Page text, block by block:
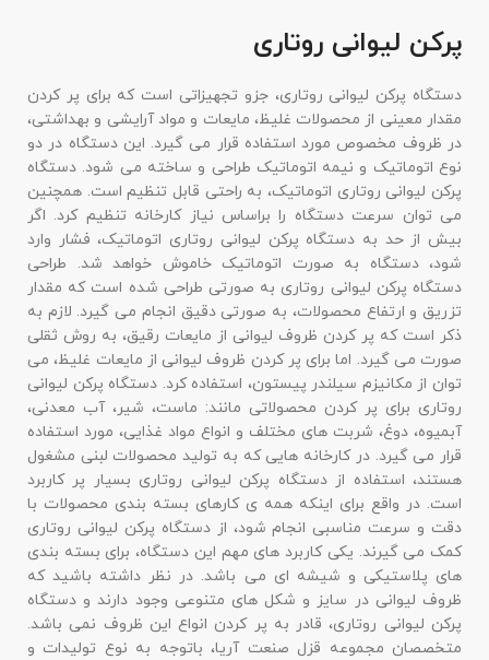
پرکن لیوانی روتاری
دستگاه پرکن لیوانی روتاری، جزو تجهیزاتی است که برای پر کردن
مقدار معینی از محصولات غلیظ، مایعات و مواد آرایشی و بهداشتی،
در ظروف مخصوص مورد استفاده قرار می گیرد. این دستگاه در دو
نوع اتوماتیک و نیمه اتوماتیک طراحی و ساخته می شود. دستگاه
پرکن لیوانی روتاری اتوماتیک، به راحتی قابل تنظیم است. همچنین
می توان سرعت دستگاه را براساس نیاز کارخانه تنظیم کرد. اگر
بیش از حد به دستگاه پرکن لیوانی روتاری اتوماتیک، فشار وارد
شود، دستگاه به صورت اتوماتیک خاموش خواهد شد. طراحی
دستگاه پرکن لیوانی روتاری به صورتی طراحی شده است که مقدار
تزریق و ارتفاع محصولات، به صورتی دقیق انجام می گیرد. لازم به
ذکر است که پر کردن ظروف لیوانی از مایعات رقیق، به روش ثقلی
صورت می گیرد. اما برای پر کردن ظروف لیوانی از مایعات غلیظ، می
توان از مکانیزم سیلندر پیستون، استفاده کرد. دستگاه پرکن لیوانی
روتاری برای پر کردن محصولاتی مانند: ماست، شیر، آب معدنی،
آبمیوه، دوغ، شربت های مختلف و انواع مواد غذایی، مورد استفاده
قرار می گیرد. در کارخانه هایی که به تولید محصولات لبنی مشغول
هستند، استفاده از دستگاه پرکن لیوانی روتاری بسیار پر کاربرد
است. در واقع برای اینکه همه ی کارهای بسته بندی محصولات با
دقت و سرعت مناسبی انجام شود، از دستگاه پرکن لیوانی روتاری
کمک می گیرند. یکی کاربرد های مهم این دستگاه، برای بسته بندی
های پلاستیکی و شیشه ای می باشد. در نظر داشته باشید که
ظروف لیوانی در سایز و شکل های متنوعی وجود دارند و دستگاه
پرکن لیوانی روتاری، قادر به پر کردن انواع این ظروف نمی باشد.
متخصصان مجموعه قزل صنعت آریا، باتوجه به نوع تولیدات و